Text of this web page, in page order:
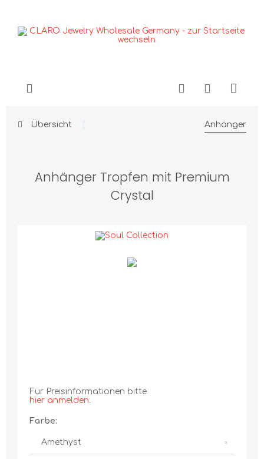
Übersicht Anhänger
Anhänger Tropfen mit Premium
Crystal
Für Preisinformationen bitte
hier anmelden.
Farbe: